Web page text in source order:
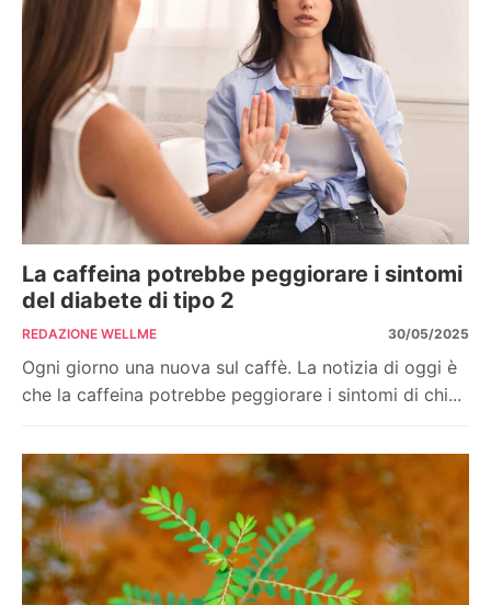
La caffeina potrebbe peggiorare i sintomi
del diabete di tipo 2
REDAZIONE WELLME 30/05/2025
Ogni giorno una nuova sul caffè. La notizia di oggi è
che la caffeina potrebbe peggiorare i sintomi di chi...